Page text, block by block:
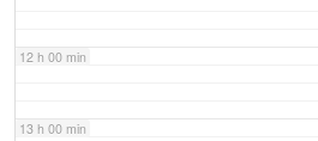
12 h 00 min
13 h 00 min